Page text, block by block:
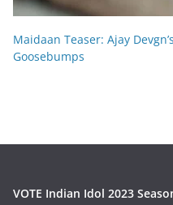
Maidaan Teaser: Ajay
Goosebumps
VOTE Indian Idol 2023